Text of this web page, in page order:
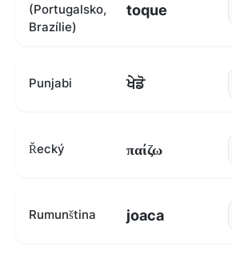
(Portugalsko,
Brazílie)
toque
Punjabi ਖੇਡੋ
Řecký παίζω
Rumunština joaca